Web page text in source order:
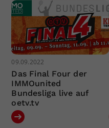
09.09.2022
Das Final Four der
IMMOunited
Bundesliga live auf
oetv.tv